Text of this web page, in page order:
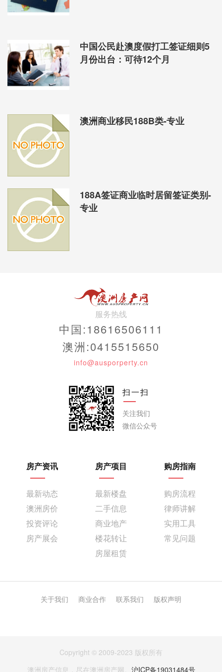
Sponsor包含了所有的配偶移民、子女移民等，着重强
调配偶）
这是在干什么，咱们好不容易读个书想要移个民，现
在好不容易找到真爱，好不容易凑个5分，现在却要政
而且除此之外，你的准老公（老婆）还需要完成政府
认可的法定义务！否则将会被拒绝申请！澳洲政府、
谭宝你这在想什么？
这还不是一切，今早，父母类移民签证也被动刀！这
个消息刷版了大家的朋友圈！
澳洲政府不仅将取消父母申请永居，还将父母临时签
这简直就是赤裸裸地贩卖签证，贩卖中国人的亲情
这次父母移民签证新规为：
1、取消父母永久居留签证
3、根据时间长短标价
价格为：3年父母临时签证：5000澳元/人
5年父母临时签证：10000澳元/人
除此之外，你还必须缴纳5000澳元/人的押金！
这不是明白的抢钱的节奏吗！而且呢，以上签证将无
法享受任何移民福利！但是还需要购买私人医疗保
1、新的父母临时签证无法打工挣钱
2、无任何移民福利
而且，此新型签证每年仅有1.5万个名额，政府这么做
的目的是什么？赚钱啊！
中国公民赴澳度假打工签证细则5
月份出台：可待12个月
澳洲商业移民188B类-专业
188A签证商业临时居留签证类别-
专业
服务热线
中国:18616506111
澳洲:0415515650
info@ausporperty.cn
扫一扫
关注我们
微信公众号
房产资讯
最新动态
澳洲房价
投资评论
房产展会
房产项目
最新楼盘
二手信息
商业地产
楼花转让
房屋租赁
购房指南
购房流程
律师讲解
实用工具
常见问题
关于我们 商业合作 联系我们 版权声明
Copyright © 2009-2023 版权所有
澳洲房产信息，尽在澳洲房产网。 沪ICP备19031484号